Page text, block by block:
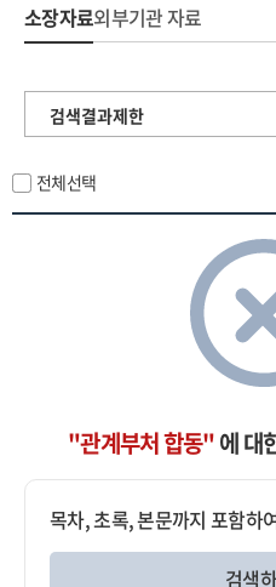
소장자료외부기관 자료
검색결과제한
전체선택
"관계부처 합동"에 대
목차, 초록, 본문까지 포함하
검색